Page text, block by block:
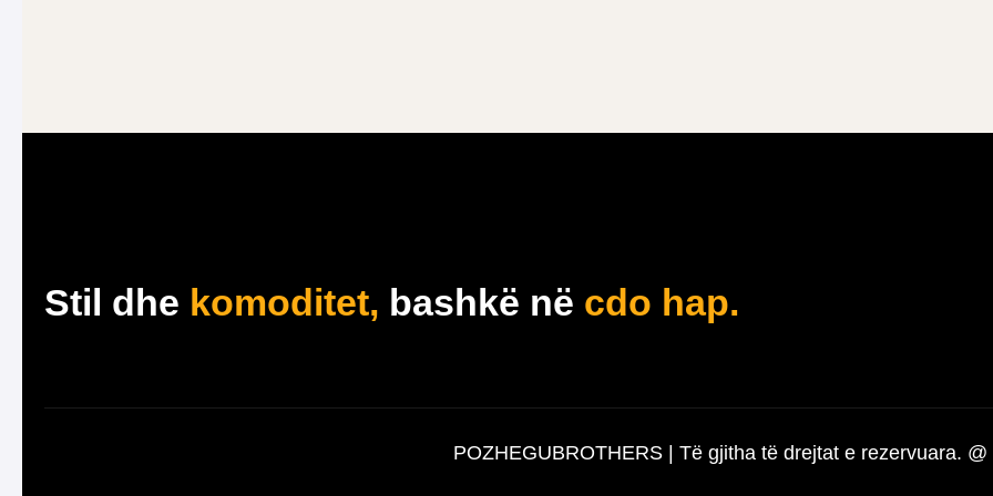
Stil dhe komoditet, bashkë në cdo hap.
POZHEGUBROTHERS | Të gjitha të drejtat e rezervuara. @